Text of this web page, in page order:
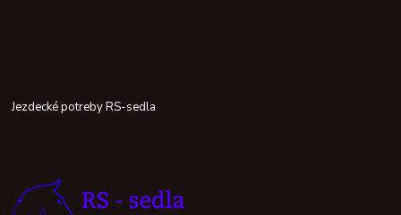
Jezdecké potreby RS-sedla